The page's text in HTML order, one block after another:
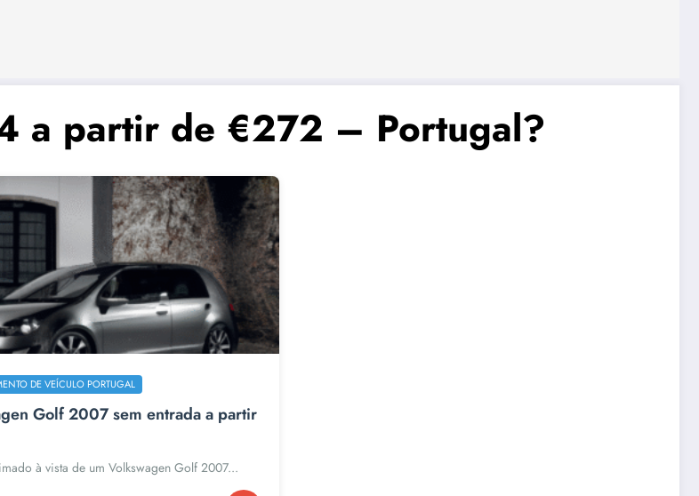
a partir de €272 – Portugal?
DE VEÍCULO PORTUGAL
Golf 2007 sem entrada a partir
à vista de um Volkswagen Golf 2007...